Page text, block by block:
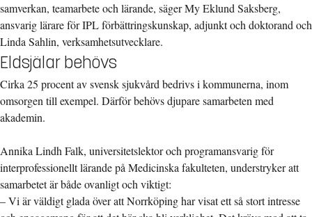
samverkan, teamarbete och lärande, säger My Eklund Saksberg,
ansvarig lärare för IPL förbättringskunskap, adjunkt och doktorand och
Linda Sahlin, verksamhetsutvecklare.
Eldsjälar behövs
Cirka 25 procent av svensk sjukvård bedrivs i kommunerna, inom
omsorgen till exempel. Därför behövs djupare samarbeten med
akademin.
Annika Lindh Falk, universitetslektor och programansvarig för
interprofessionellt lärande på Medicinska fakulteten, understryker att
samarbetet är både ovanligt och viktigt:
– Vi är väldigt glada över att Norrköping har visat ett så stort intresse